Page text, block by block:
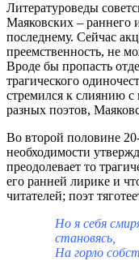
Литературоведы
Маяковских – раннего
последнему. Сейчас
преемственность, не
Вроде бы пропасть
трагического
стремился к слиянию
разных поэтов,
Во второй половине
необходимости
преодолевает то
его ранней лирике и
читателей; поэт
Но я себя
становясь,
На горло